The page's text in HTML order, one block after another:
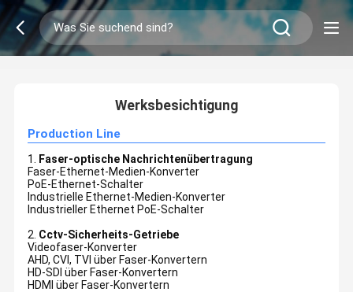
2/0
Werksbesichtigung
Production Line
1. Faser-optische Nachrichtenübertragung
Faser-Ethernet-Medien-Konverter
PoE-Ethernet-Schalter
Industrielle Ethernet-Medien-Konverter
Industrieller Ethernet PoE-Schalter
2. Cctv-Sicherheits-Getriebe
Videofaser-Konverter
AHD, CVI, TVI über Faser-Konvertern
HD-SDI über Faser-Konvertern
HDMI über Faser-Konvertern